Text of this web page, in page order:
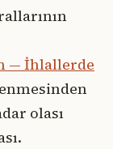
— İhlallerde
olası